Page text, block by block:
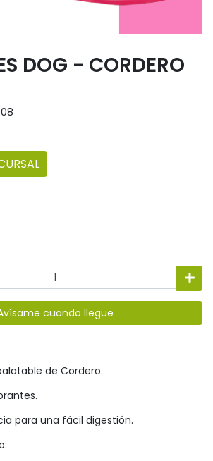
DOG - CORDERO
cuando llegue
de Cordero.
para una fácil digestión.